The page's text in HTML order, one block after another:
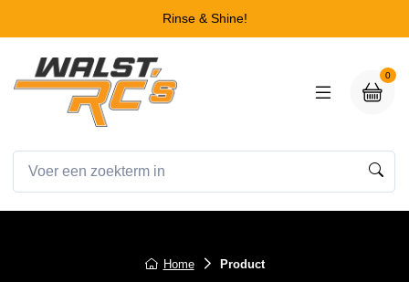
Rinse & Shine!
0
Home Product